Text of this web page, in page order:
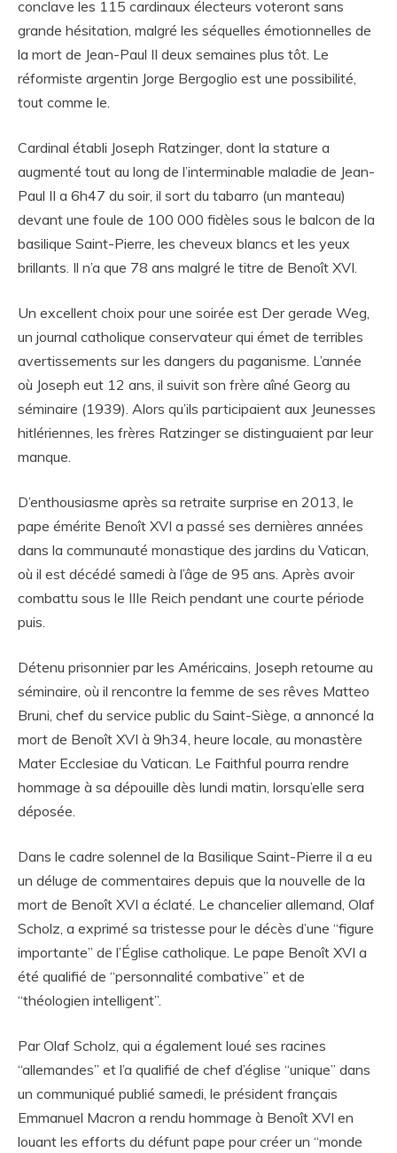
conclave les 115 cardinaux électeurs voteront sans
grande hésitation, malgré les séquelles émotionnelles de
la mort de Jean-Paul II deux semaines plus tôt. Le
réformiste argentin Jorge Bergoglio est une possibilité,
tout comme le.
Cardinal établi Joseph Ratzinger, dont la stature a
augmenté tout au long de l’interminable maladie de Jean-
Paul II a 6h47 du soir, il sort du tabarro (un manteau)
devant une foule de 100 000 fidèles sous le balcon de la
basilique Saint-Pierre, les cheveux blancs et les yeux
brillants. Il n’a que 78 ans malgré le titre de Benoît XVI.
Un excellent choix pour une soirée est Der gerade Weg,
un journal catholique conservateur qui émet de terribles
avertissements sur les dangers du paganisme. L’année
où Joseph eut 12 ans, il suivit son frère aîné Georg au
séminaire (1939). Alors qu’ils participaient aux Jeunesses
hitlériennes, les frères Ratzinger se distinguaient par leur
manque.
D’enthousiasme après sa retraite surprise en 2013, le
pape émérite Benoît XVI a passé ses dernières années
dans la communauté monastique des jardins du Vatican,
où il est décédé samedi à l’âge de 95 ans. Après avoir
combattu sous le IIIe Reich pendant une courte période
puis.
Détenu prisonnier par les Américains, Joseph retourne au
séminaire, où il rencontre la femme de ses rêves Matteo
Bruni, chef du service public du Saint-Siège, a annoncé la
mort de Benoît XVI à 9h34, heure locale, au monastère
Mater Ecclesiae du Vatican. Le Faithful pourra rendre
hommage à sa dépouille dès lundi matin, lorsqu’elle sera
déposée.
Dans le cadre solennel de la Basilique Saint-Pierre il a eu
un déluge de commentaires depuis que la nouvelle de la
mort de Benoît XVI a éclaté. Le chancelier allemand, Olaf
Scholz, a exprimé sa tristesse pour le décès d’une “figure
importante” de l’Église catholique. Le pape Benoît XVI a
été qualifié de “personnalité combative” et de
“théologien intelligent”.
Par Olaf Scholz, qui a également loué ses racines
“allemandes” et l’a qualifié de chef d’église “unique” dans
un communiqué publié samedi, le président français
Emmanuel Macron a rendu hommage à Benoît XVI en
louant les efforts du défunt pape pour créer un “monde